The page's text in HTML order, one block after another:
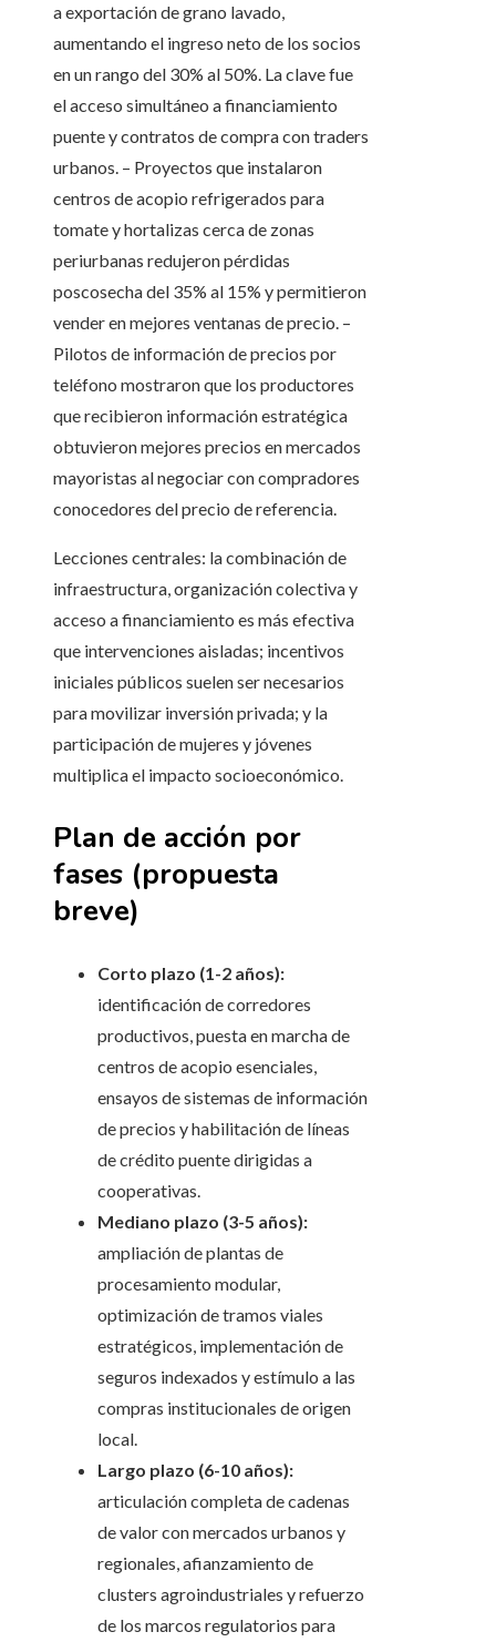
a exportación de grano lavado,
aumentando el ingreso neto de los socios
en un rango del 30% al 50%. La clave fue
el acceso simultáneo a financiamiento
puente y contratos de compra con traders
urbanos. – Proyectos que instalaron
centros de acopio refrigerados para
tomate y hortalizas cerca de zonas
periurbanas redujeron pérdidas
poscosecha del 35% al 15% y permitieron
vender en mejores ventanas de precio. –
Pilotos de información de precios por
teléfono mostraron que los productores
que recibieron información estratégica
obtuvieron mejores precios en mercados
mayoristas al negociar con compradores
conocedores del precio de referencia.
Lecciones centrales: la combinación de
infraestructura, organización colectiva y
acceso a financiamiento es más efectiva
que intervenciones aisladas; incentivos
iniciales públicos suelen ser necesarios
para movilizar inversión privada; y la
participación de mujeres y jóvenes
multiplica el impacto socioeconómico.
Plan de acción por
fases (propuesta
breve)
Corto plazo (1-2 años):
identificación de corredores
productivos, puesta en marcha de
centros de acopio esenciales,
ensayos de sistemas de información
de precios y habilitación de líneas
de crédito puente dirigidas a
cooperativas.
Mediano plazo (3-5 años):
ampliación de plantas de
procesamiento modular,
optimización de tramos viales
estratégicos, implementación de
seguros indexados y estímulo a las
compras institucionales de origen
local.
Largo plazo (6-10 años):
articulación completa de cadenas
de valor con mercados urbanos y
regionales, afianzamiento de
clusters agroindustriales y refuerzo
de los marcos regulatorios para